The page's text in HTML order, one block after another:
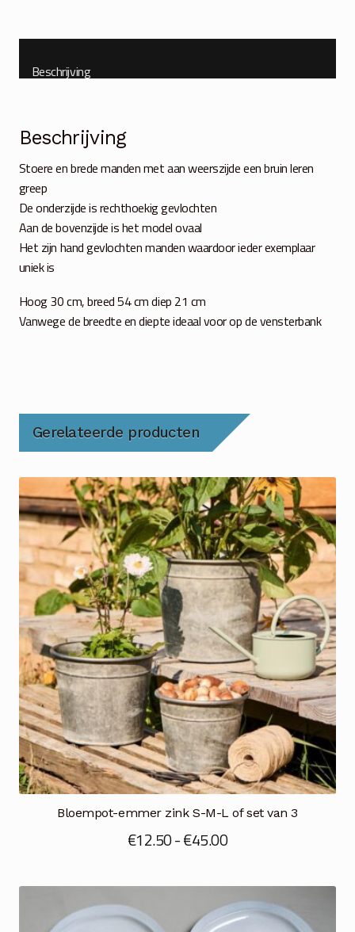
Beschrijving
Beschrijving
Stoere en brede manden met aan weerszijde een bruin leren
greep
De onderzijde is rechthoekig gevlochten
Aan de bovenzijde is het model ovaal
Het zijn hand gevlochten manden waardoor ieder exemplaar
uniek is
Hoog 30 cm, breed 54 cm diep 21 cm
Vanwege de breedte en diepte ideaal voor op de vensterbank
Gerelateerde producten
Bloempot-emmer zink S-M-L of set van 3
€12.50-€45.00Prijsklasse:
tot
€45.00